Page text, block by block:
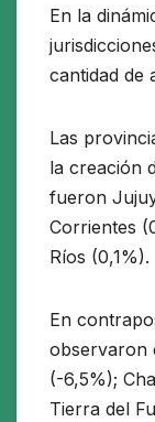
En la
cantidad de
Las
la creación
fueron
Corrientes
Ríos (0,1%).
En
observaron
(-6,5%);
Tierra del